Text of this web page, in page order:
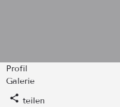
Profil
Galerie
teilen